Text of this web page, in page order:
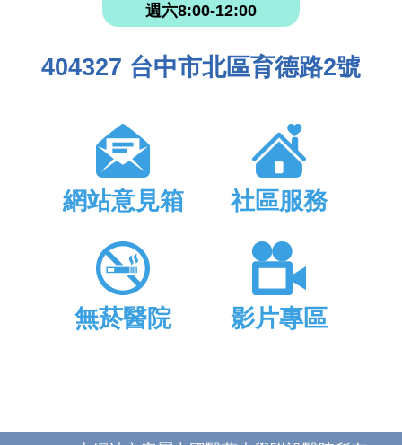
週六8:00-12:00
404327 台中市北區育德路2號
網站意見箱 社區服務
無菸醫院 影片專區